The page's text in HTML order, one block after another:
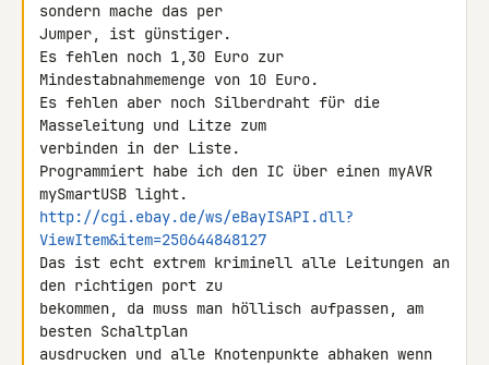
sondern mache das per
Jumper, ist günstiger.
Es fehlen noch 1,30 Euro zur
Mindestabnahmemenge von 10 Euro.
Es fehlen aber noch Silberdraht für die
Masseleitung und Litze zum
verbinden in der Liste.
Programmiert habe ich den IC über einen myAVR
http://cgi.ebay.de/ws/eBayISAPI.dll?
ViewItem&item=250644848127
Das ist echt extrem kriminell alle Leitungen an
den richtigen port zu
bekommen, da muss man höllisch aufpassen, am
besten Schaltplan
ausdrucken und alle Knotenpunkte abhaken wenn